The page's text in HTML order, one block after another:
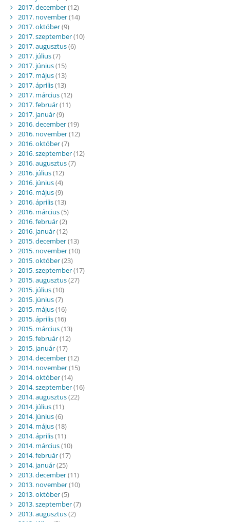
2017. december(12)
2017. november(14)
2017. október(9)
2017. szeptember(10)
2017. augusztus(6)
2017. július(7)
2017. június(15)
2017. május(13)
2017. április(13)
2017. március(12)
2017. február(11)
2017. január(9)
2016. december(19)
2016. november(12)
2016. október(7)
2016. szeptember(12)
2016. augusztus(7)
2016. július(12)
2016. június(4)
2016. május(9)
2016. április(13)
2016. március(5)
2016. február(2)
2016. január(12)
2015. december(13)
2015. november(10)
2015. október(23)
2015. szeptember(17)
2015. augusztus(27)
2015. július(10)
2015. június(7)
2015. május(16)
2015. április(16)
2015. március(13)
2015. február(12)
2015. január(17)
2014. december(12)
2014. november(15)
2014. október(14)
2014. szeptember(16)
2014. augusztus(22)
2014. július(11)
2014. június(6)
2014. május(18)
2014. április(11)
2014. március(10)
2014. február(17)
2014. január(25)
2013. december(11)
2013. november(10)
2013. október(5)
2013. szeptember(7)
2013. augusztus(2)